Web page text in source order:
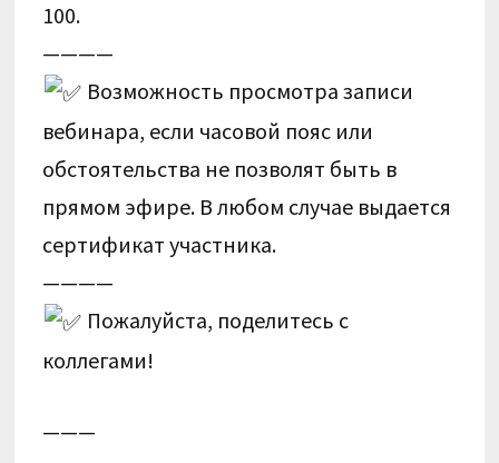
100.
————
Возможность просмотра записи
вебинара, если часовой пояс или
обстоятельства не позволят быть в
прямом эфире. В любом случае выдается
сертификат участника.
————
Пожалуйста, поделитесь с
коллегами!
———